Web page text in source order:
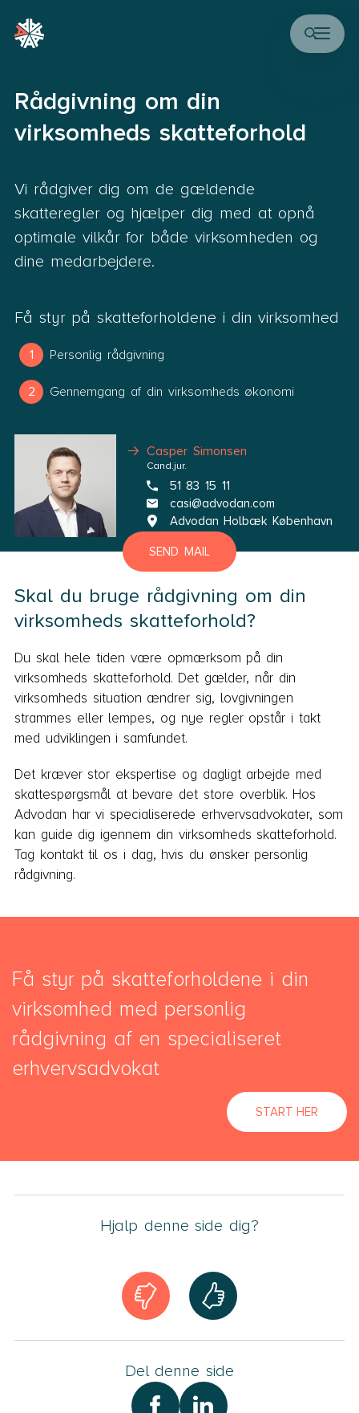
Rådgivning om din
virksomheds skatteforhold
Vi rådgiver dig om de gældende
skatteregler og hjælper dig med at opnå
optimale vilkår for både virksomheden og
dine medarbejdere.
Få styr på skatteforholdene i din virksomhed
Personlig rådgivning
Gennemgang af din virksomheds økonomi
Casper Simonsen
Cand.jur.
51 83 15 11
casi@advodan.com
Advodan Holbæk København
SEND MAIL
Skal du bruge rådgivning om din
virksomheds skatteforhold?
Du skal hele tiden være opmærksom på din
virksomheds skatteforhold. Det gælder, når din
virksomheds situation ændrer sig, lovgivningen
strammes eller lempes, og nye regler opstår i takt
med udviklingen i samfundet.
Det kræver stor ekspertise og dagligt arbejde med
skattespørgsmål at bevare det store overblik. Hos
Advodan har vi specialiserede erhvervsadvokater, som
kan guide dig igennem din virksomheds skatteforhold.
Tag kontakt til os i dag, hvis du ønsker personlig
rådgivning.
Få styr på skatteforholdene i din
virksomhed med personlig
rådgivning af en specialiseret
erhvervsadvokat
START HER
Hjalp denne side dig?
Del denne side